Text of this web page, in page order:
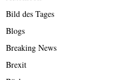
Bild des Tages
Blogs
Breaking News
Brexit